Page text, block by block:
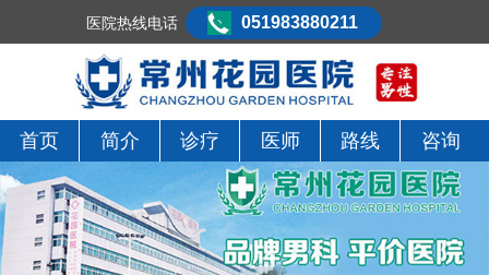
首页 简介 诊疗 医师 路线 咨询
医院热线电话 051983880211